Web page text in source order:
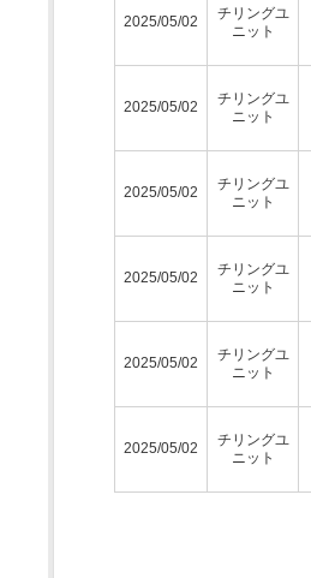
2025/05/02
チリングユ
ニット
2025/05/02
チリングユ
ニット
2025/05/02
チリングユ
ニット
2025/05/02
チリングユ
ニット
2025/05/02
チリングユ
ニット
2025/05/02
チリングユ
ニット